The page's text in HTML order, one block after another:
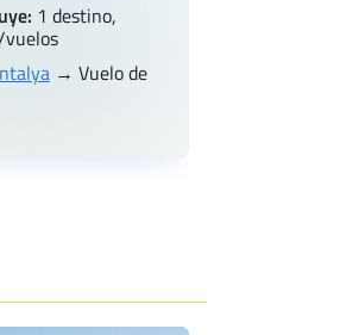
1 destino,
→ Vuelo de